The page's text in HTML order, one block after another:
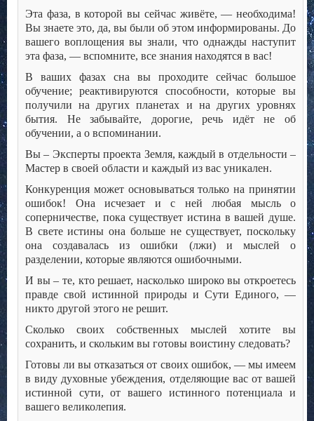
Эта фаза, в которой вы сейчас живёте, — необходима!
Вы знаете это, да, вы были об этом информированы. До
вашего воплощения вы знали, что однажды наступит
эта фаза, — вспомните, все знания находятся в вас!
В ваших фазах сна вы проходите сейчас большое
обучение; реактивируются способности, которые вы
получили на других планетах и на других уровнях
бытия. Не забывайте, дорогие, речь идёт не об
обучении, а о вспоминании.
Вы – Эксперты проекта Земля, каждый в отдельности –
Мастер в своей области и каждый из вас уникален.
Конкуренция может основываться только на принятии
ошибок! Она исчезает и с ней любая мысль о
соперничестве, пока существует истина в вашей душе.
В свете истины она больше не существует, поскольку
она создавалась из ошибки (лжи) и мыслей о
разделении, которые являются ошибочными.
И вы – те, кто решает, насколько широко вы откроетесь
правде свой истинной природы и Сути Единого, —
никто другой этого не решит.
Сколько своих собственных мыслей хотите вы
сохранить, и скольким вы готовы воистину следовать?
Готовы ли вы отказаться от своих ошибок, — мы имеем
в виду духовные убеждения, отделяющие вас от вашей
истинной сути, от вашего истинного потенциала и
вашего великолепия.